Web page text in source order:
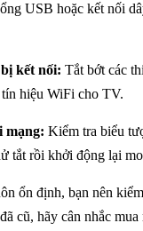
USB hoặc kết nối
kết nối: Tắt bớt các
hiệu WiFi cho TV.
mạng: Kiểm tra biểu
tắt rồi khởi động lại
ổn định, bạn nên
cũ, hãy cân nhắc